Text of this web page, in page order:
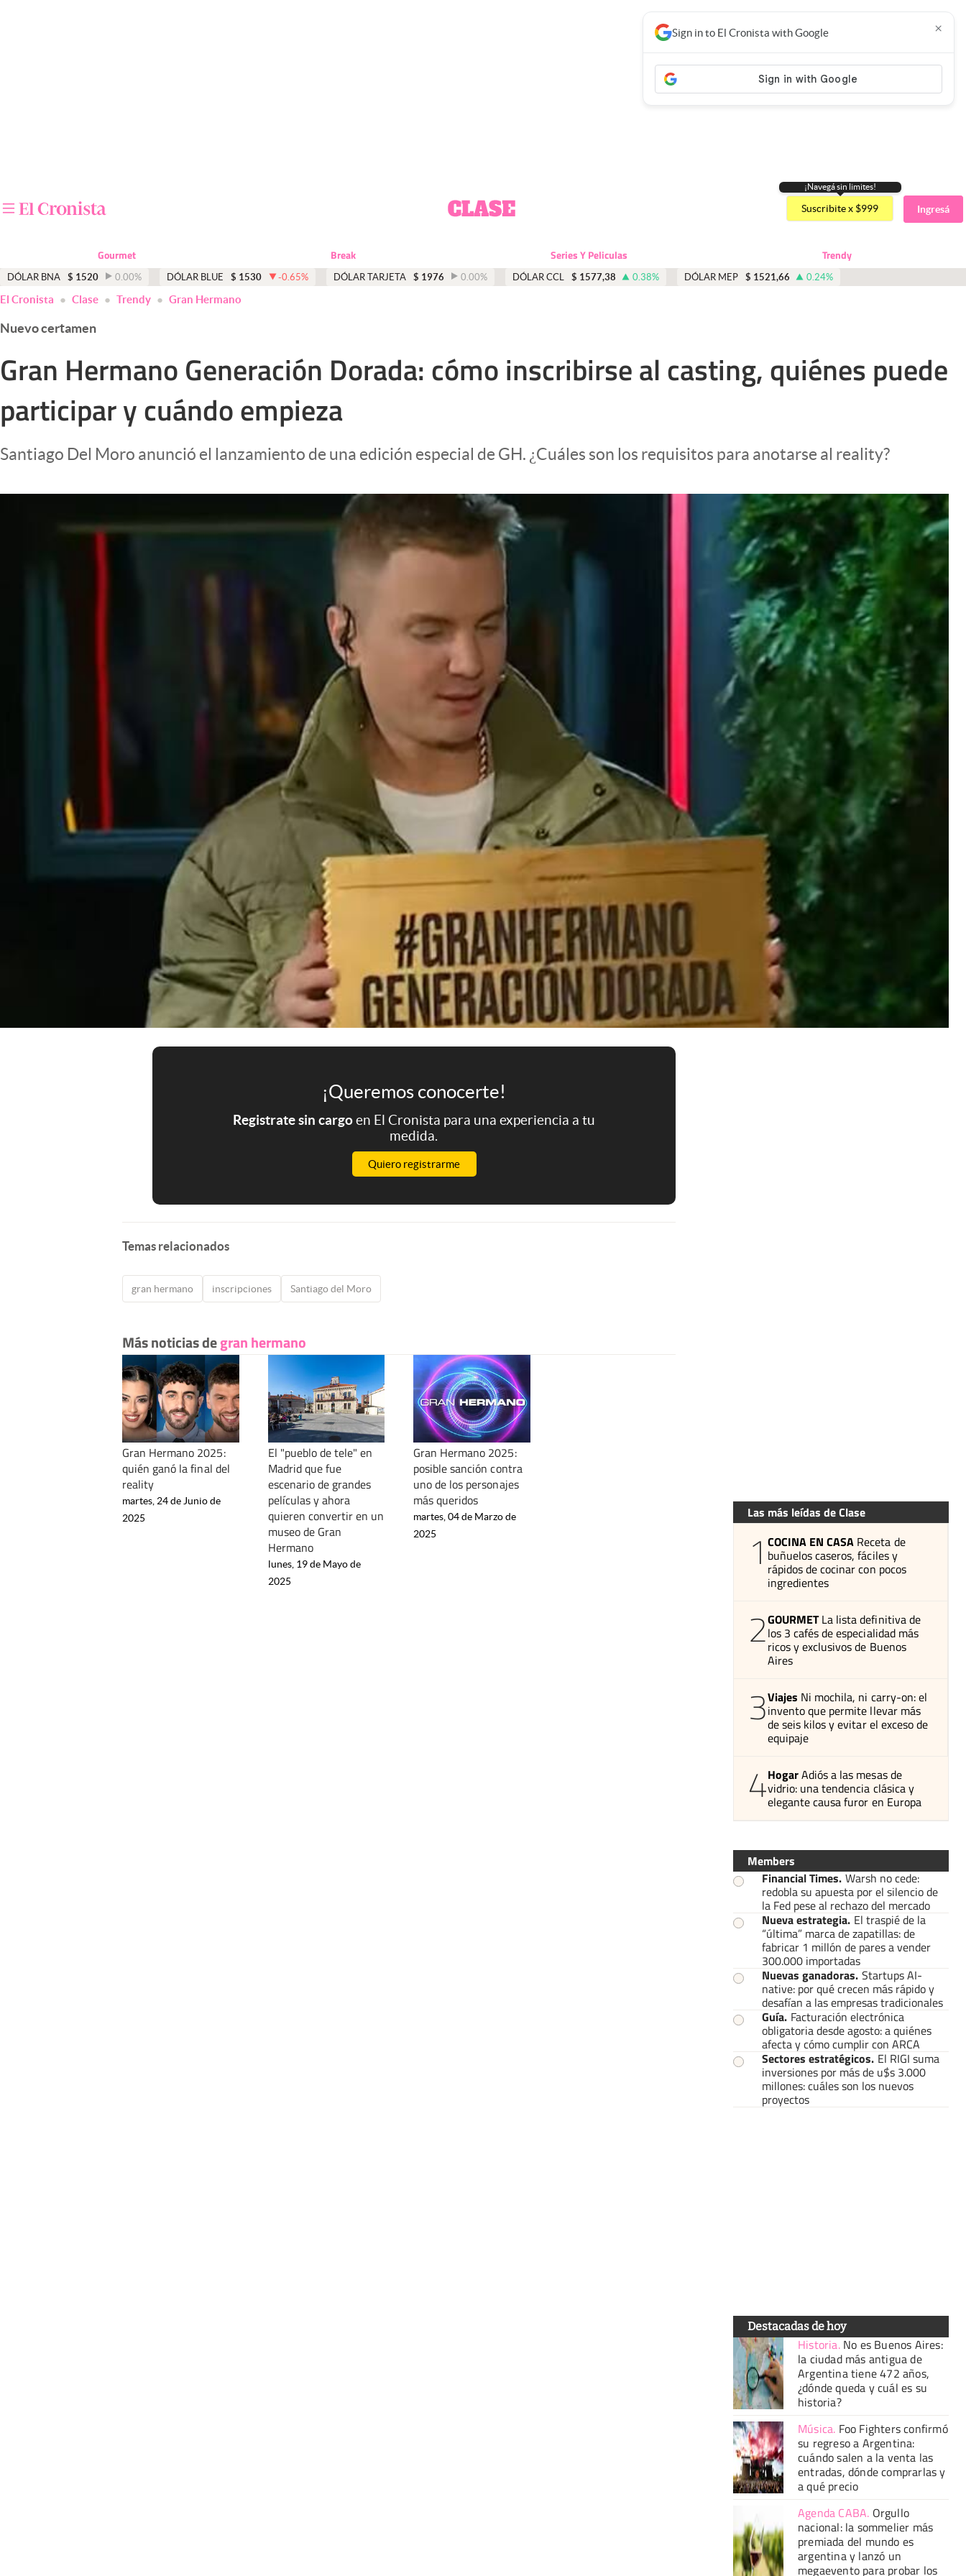
Otras secciones
Apertura
Infotechnology
Clima
Mundial 2026
El Cronista Studio
Mediakit
¡Navegá sin limites!
Suscribite x $999 Ingresá
Gourmet Break Series Y Peliculas Trendy
DÓLAR BNA $ 1520 0.00% DÓLAR BLUE $ 1530 -0.65% DÓLAR TARJETA $ 1976 0.00% DÓLAR CCL $ 1577,38 0.38% DÓLAR MEP $ 1521,66 0.24%
Sign in to El Cronista with Google ×
El Cronista Clase Trendy Gran Hermano
Nuevo certamen
Gran Hermano Generación Dorada: cómo inscribirse al casting, quiénes puede
participar y cuándo empieza
Santiago Del Moro anunció el lanzamiento de una edición especial de GH. ¿Cuáles son los requisitos para anotarse al reality?
¡Queremos conocerte!
Registrate sin cargoen El Cronista para una experiencia a tu
medida.
Quiero registrarme
Temas relacionados
gran hermano inscripciones Santiago del Moro
Más noticias degran hermano
Gran Hermano 2025:
quién ganó la final del
reality
martes, 24 de Junio de
2025
El "pueblo de tele" en
Madrid que fue
escenario de grandes
películas y ahora
quieren convertir en un
museo de Gran
Hermano
lunes, 19 de Mayo de
2025
Gran Hermano 2025:
posible sanción contra
uno de los personajes
más queridos
martes, 04 de Marzo de
2025
Las más leídas de Clase
1 COCINA EN CASA Receta de
buñuelos caseros, fáciles y
rápidos de cocinar con pocos
ingredientes
2GOURMET La lista definitiva de
los 3 cafés de especialidad más
ricos y exclusivos de Buenos
Aires
3Viajes Ni mochila, ni carry-on: el
invento que permite llevar más
de seis kilos y evitar el exceso de
equipaje
4HogarAdiós a las mesas de
vidrio: una tendencia clásica y
elegante causa furor en Europa
Members
Financial Times. Warsh no cede:
redobla su apuesta por el silencio de
la Fed pese al rechazo del mercado
Nueva estrategia. El traspié de la
“última” marca de zapatillas: de
fabricar 1 millón de pares a vender
300.000 importadas
Nuevas ganadoras. Startups AI-
native: por qué crecen más rápido y
desafían a las empresas tradicionales
Guía. Facturación electrónica
obligatoria desde agosto: a quiénes
afecta y cómo cumplir con ARCA
Sectores estratégicos. El RIGI suma
inversiones por más de u$s 3.000
millones: cuáles son los nuevos
proyectos
Destacadas de hoy
Historia. No es Buenos Aires:
la ciudad más antigua de
Argentina tiene 472 años,
¿dónde queda y cuál es su
historia?
Música. Foo Fighters confirmó
su regreso a Argentina:
cuándo salen a la venta las
entradas, dónde comprarlas y
a qué precio
Agenda CABA. Orgullo
nacional: la sommelier más
premiada del mundo es
argentina y lanzó un
megaevento para probar los